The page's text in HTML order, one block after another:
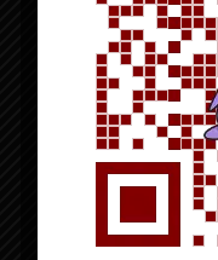
Copyright © 2023.